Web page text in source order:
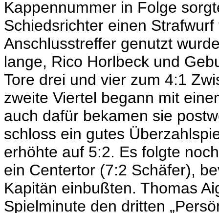
Kappennummer in Folge
Schiedsrichter einen
Anschlusstreffer genutzt
lange, Rico Horlbeck und
Tore drei und vier zum 4:1
zweite Viertel begann mit
auch dafür bekamen sie
schloss ein gutes
erhöhte auf 5:2. Es folgte
ein Centertor (7:2 Schäfer),
Kapitän einbußten. Thomas
Spielminute den dritten